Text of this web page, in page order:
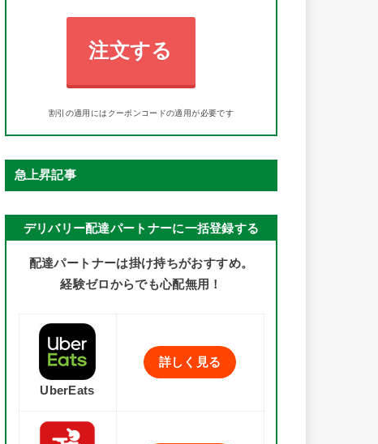
注文する
割引の適用にはクーポンコードの適用が必要です
急上昇記事
デリバリー配達パートナーに一括登録する
配達パートナーは掛け持ちがおすすめ。
経験ゼロからでも心配無用！
UberEats
詳しく見る